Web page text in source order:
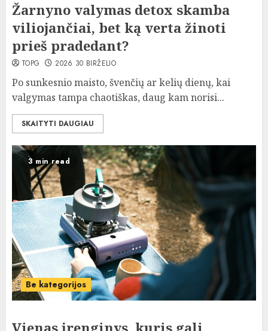
Žarnyno valymas detox skamba
viliojančiai, bet ką verta žinoti
prieš pradedant?
TOPG 2026 30 BIRŽELIO
Po sunkesnio maisto, švenčių ar kelių dienų, kai
valgymas tampa chaotiškas, daug kam norisi...
SKAITYTI DAUGIAU
3 min read
Be kategorijos
Vienas įrenginys, kuris gali